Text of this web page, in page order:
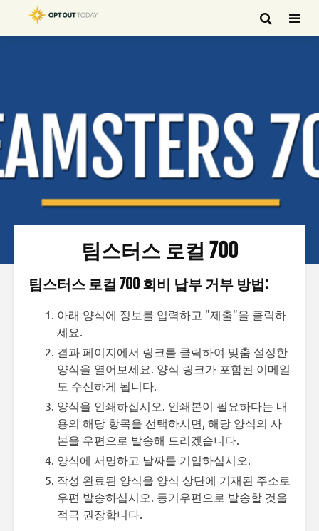
팀스터스 로컬 700
팀스터스 로컬 700 회비 납부 거부 방법:
아래 양식에 정보를 입력하고 "제출"을 클릭하
세요.
결과 페이지에서 링크를 클릭하여 맞춤 설정한
양식을 열어보세요. 양식 링크가 포함된 이메일
도 수신하게 됩니다.
양식을 인쇄하십시오. 인쇄본이 필요하다는 내
용의 해당 항목을 선택하시면, 해당 양식의 사
본을 우편으로 발송해 드리겠습니다.
양식에 서명하고 날짜를 기입하십시오.
작성 완료된 양식을 양식 상단에 기재된 주소로
우편 발송하십시오. 등기우편으로 발송할 것을
적극 권장합니다.